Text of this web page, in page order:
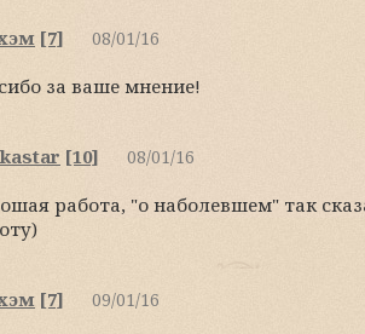
[7] 08/01/16
за ваше мнение!
[10] 08/01/16
работа, "о наболевшем" так
[7] 09/01/16